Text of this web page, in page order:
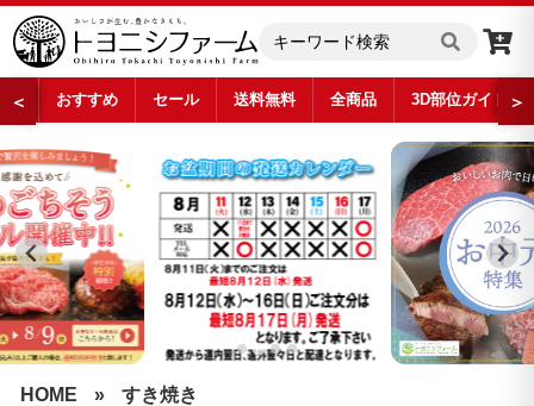
＜ おすすめ セール 送料無料 全商品 3D部位ガイド ＞
すき焼き
HOME » すき焼き